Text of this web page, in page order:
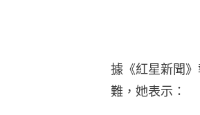
光客，估計是
早就上新聞了」